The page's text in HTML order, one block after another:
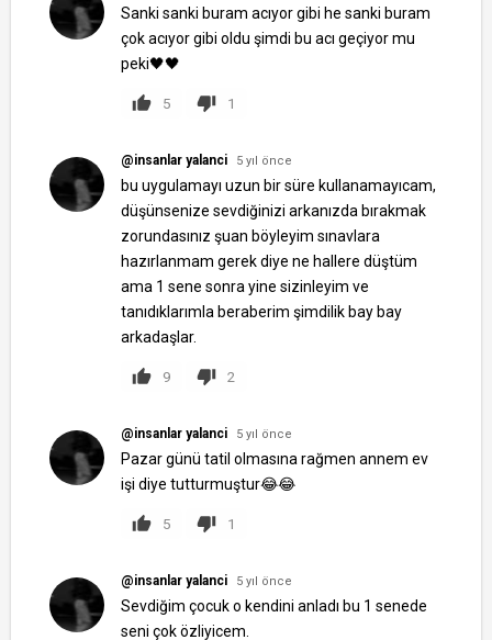
Sanki sanki buram acıyor gibi he sanki buram
çok acıyor gibi oldu şimdi bu acı geçiyor mu
peki🖤🖤
5 1
@insanlar yalanci 5 yıl önce
bu uygulamayı uzun bir süre kullanamayıcam,
düşünsenize sevdiğinizi arkanızda bırakmak
zorundasınız şuan böyleyim sınavlara
hazırlanmam gerek diye ne hallere düştüm
ama 1 sene sonra yine sizinleyim ve
tanıdıklarımla beraberim şimdilik bay bay
arkadaşlar.
9 2
@insanlar yalanci 5 yıl önce
Pazar günü tatil olmasına rağmen annem ev
işi diye tutturmuştur😂😂
5 1
@insanlar yalanci 5 yıl önce
Sevdiğim çocuk o kendini anladı bu 1 senede
seni çok özliyicem.